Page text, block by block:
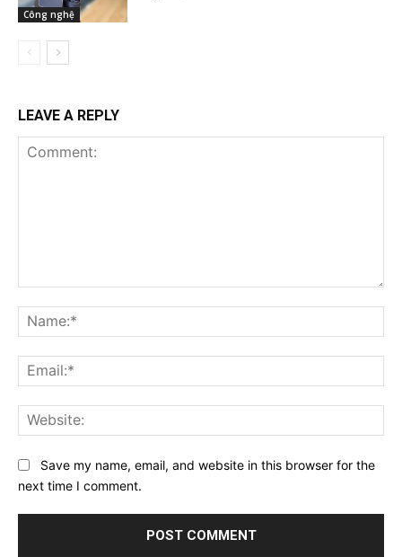
Công nghệ
LEAVE A REPLY
Save my name, email, and website in this browser for the
next time I comment.